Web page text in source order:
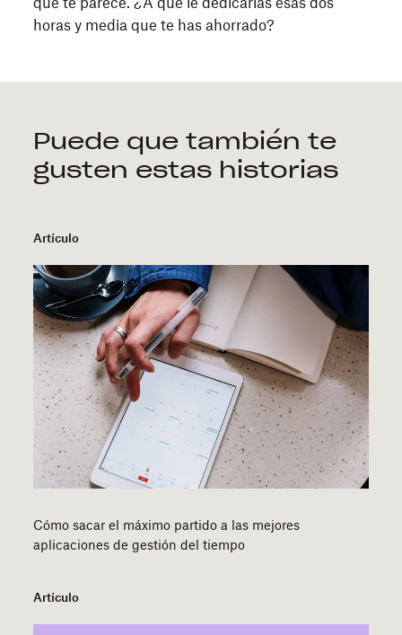
horas y media que te has ahorrado?
Puede que también te
gusten estas historias
Artículo
Cómo sacar el máximo partido a las mejores
aplicaciones de gestión del tiempo
Artículo